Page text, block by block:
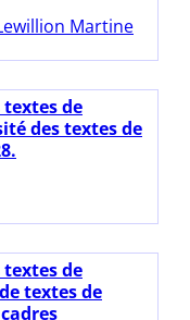
Martine
de
des textes de
de
textes de